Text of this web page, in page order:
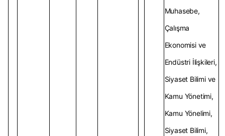
Muhasebe,
Çalışma
Ekonomisi ve
Endüstri İlişkileri,
Siyaset Bilimi ve
Kamu Yönetimi,
Kamu Yönelimi,
Siyaset Bilimi,